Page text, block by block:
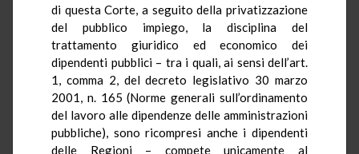
di questa Corte, a seguito della privatizzazione
del pubblico impiego, la disciplina del
trattamento giuridico ed economico dei
dipendenti pubblici – tra i quali, ai sensi dell’art.
1, comma 2, del decreto legislativo 30 marzo
2001, n. 165 (Norme generali sull’ordinamento
del lavoro alle dipendenze delle amministrazioni
pubbliche), sono ricompresi anche i dipendenti
delle Regioni – compete unicamente al